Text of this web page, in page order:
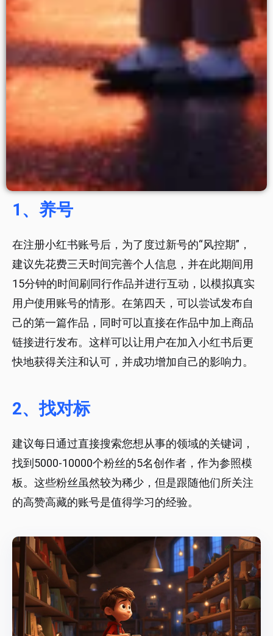
1、养号
在注册小红书账号后，为了度过新号的“风控期”，
建议先花费三天时间完善个人信息，并在此期间用
15分钟的时间刷同行作品并进行互动，以模拟真实
用户使用账号的情形。在第四天，可以尝试发布自
己的第一篇作品，同时可以直接在作品中加上商品
链接进行发布。这样可以让用户在加入小红书后更
快地获得关注和认可，并成功增加自己的影响力。
2、找对标
建议每日通过直接搜索您想从事的领域的关键词，
找到5000-10000个粉丝的5名创作者，作为参照模
板。这些粉丝虽然较为稀少，但是跟随他们所关注
的高赞高藏的账号是值得学习的经验。